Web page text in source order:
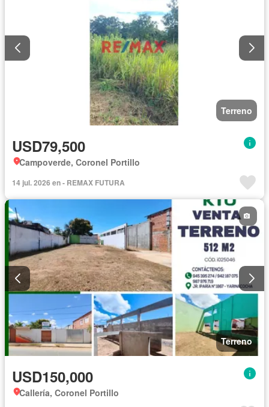
Terreno
USD79,500
Campoverde, Coronel Portillo
14 jul. 2026 en - REMAX FUTURA
Terreno
USD150,000
Callería, Coronel Portillo